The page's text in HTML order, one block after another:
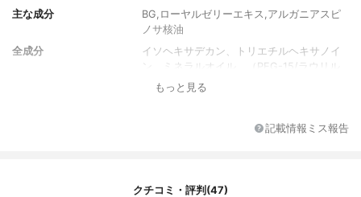
主な成分
BG,ローヤルゼリーエキス,アルガニアスピ
ノサ核油
全成分
イソヘキサデカン、トリエチルヘキサノイ
ン、ミネラルオイル、（PEG-15/ラウリル
ジメチコン）クロスポリマー、イソドデカ
ボカド油、アルガニアスピノサ核油、ツバ
ル、プロピルパラベン
もっと見る
記載情報ミス報告
クチコミ・評判(47)